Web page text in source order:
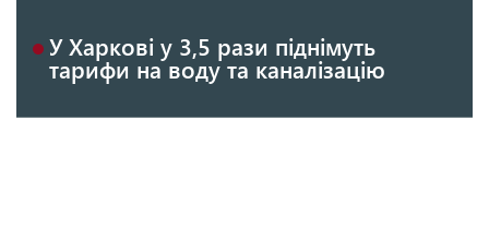
У Харкові у 3,5 рази піднімуть
тарифи на воду та каналізацію